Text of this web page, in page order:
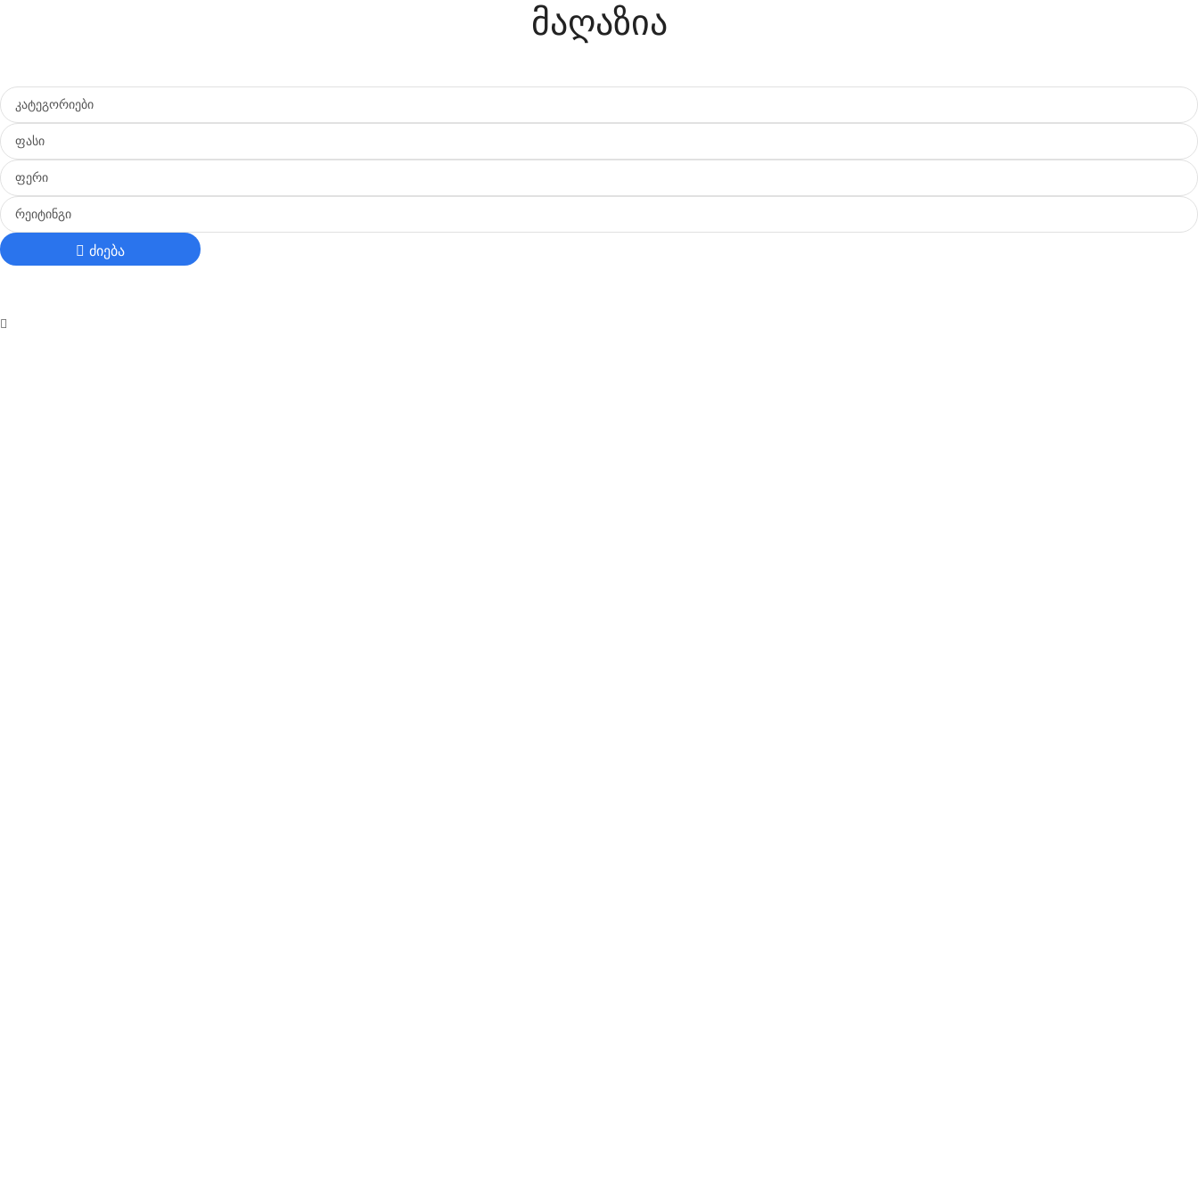
მაღაზია
ᲙᲐᲢᲔᲒᲝᲠᲘᲔᲑᲘ
ᲤᲐᲡᲘ
ᲤᲔᲠᲘ
ᲠᲔᲘᲢᲘᲜᲒᲘ
ძიება